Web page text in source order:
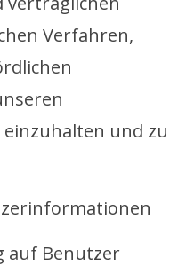
Verfahren,
und zu
auf Benutzer